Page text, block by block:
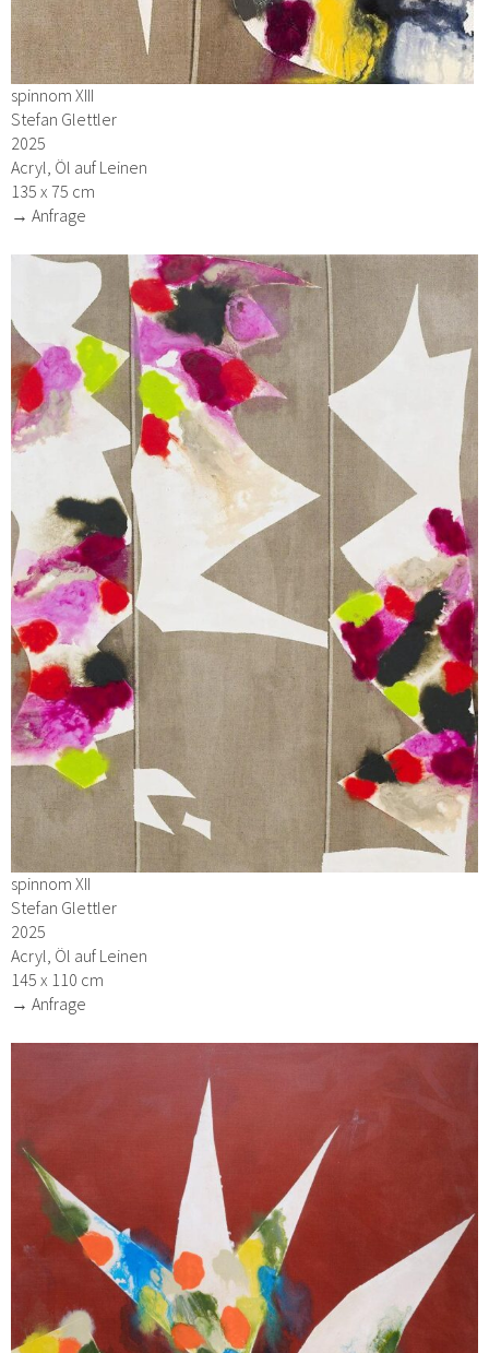
spinnom XIII
Stefan Glettler
2025
Acryl, Öl auf Leinen
135 x 75 cm
→ Anfrage
spinnom XII
Stefan Glettler
2025
Acryl, Öl auf Leinen
145 x 110 cm
→ Anfrage